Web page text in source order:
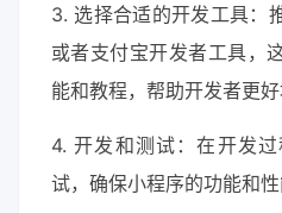
3. 选择合适的开发工具：
或者支付宝开发者工具，
能和教程，帮助开发者更好
4. 开发和测试：在开发
试，确保小程序的功能和性